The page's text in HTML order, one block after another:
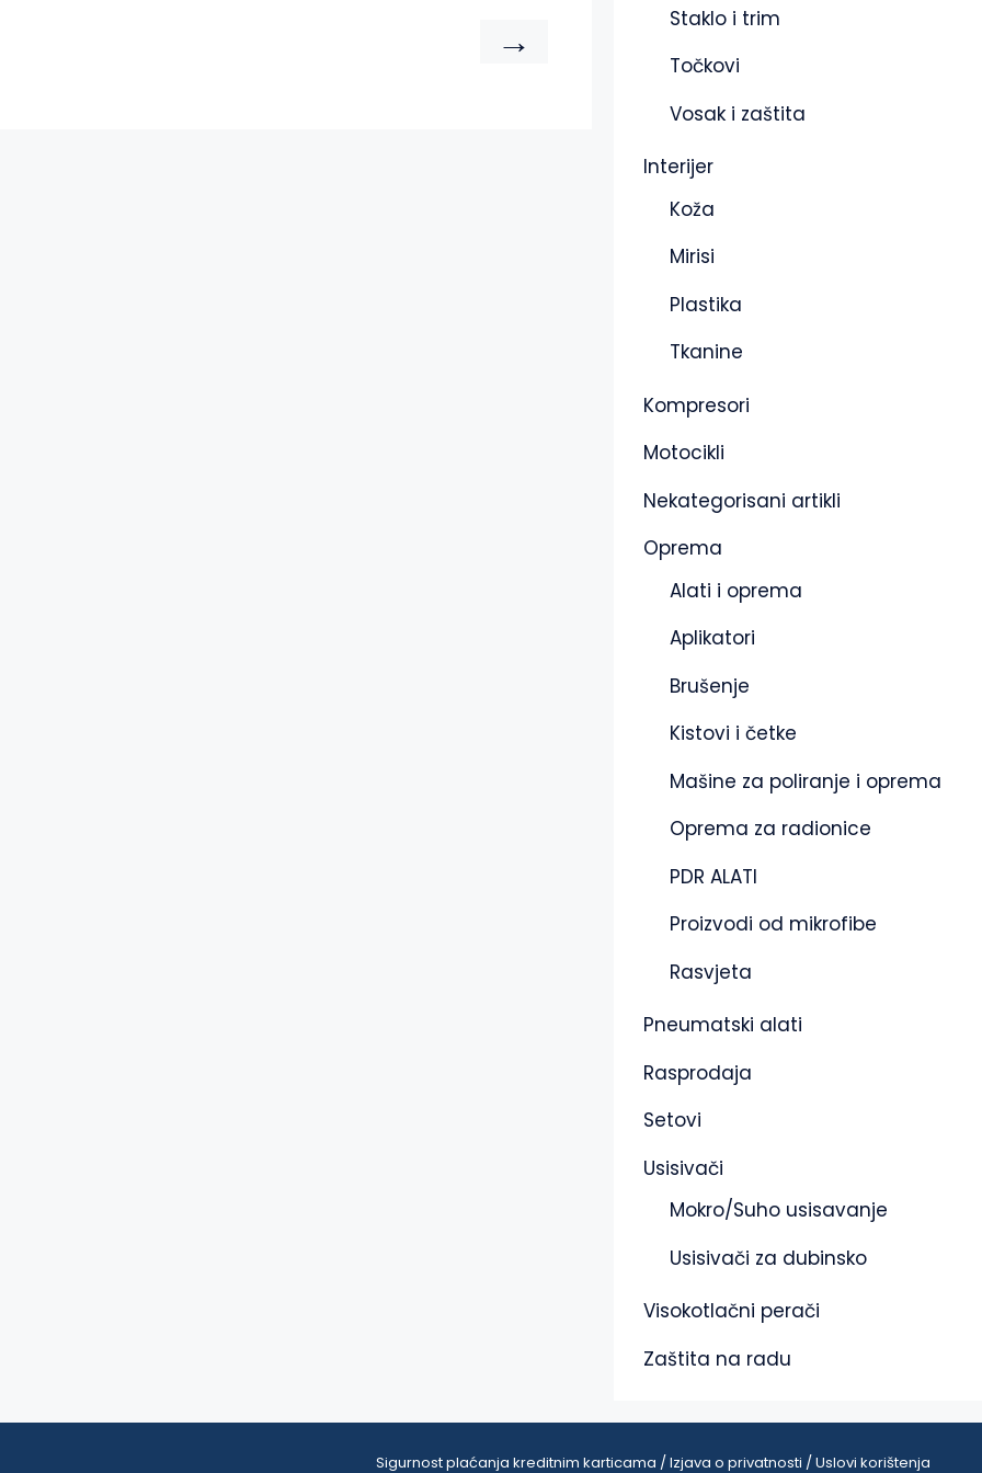
→
Staklo i trim
Točkovi
Vosak i zaštita
Interijer
Koža
Mirisi
Plastika
Tkanine
Kompresori
Motocikli
Nekategorisani artikli
Oprema
Alati i oprema
Aplikatori
Brušenje
Kistovi i četke
Mašine za poliranje i oprema
Oprema za radionice
PDR ALATI
Proizvodi od mikrofibe
Rasvjeta
Pneumatski alati
Rasprodaja
Setovi
Usisivači
Mokro/Suho usisavanje
Usisivači za dubinsko
Visokotlačni perači
Zaštita na radu
Sigurnost plaćanja kreditnim karticama / Izjava o privatnosti / Uslovi korištenja